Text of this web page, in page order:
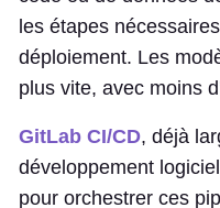
les étapes
déploiement. Les
plus vite, avec moins
GitLab CI/CD, déjà
développement
pour orchestrer ces